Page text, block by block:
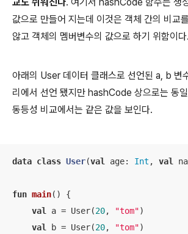
값으로 만들어 지는데 이것은 객체 간의 비교
않고 객체의 멤버변수의 값으로 하기 위함이다.
아래의 User 데이터 클래스로 선언된 a, b 변
리에서 선언 됐지만 hashCode 상으로는 동
동등성 비교에서는 같은 값을 보인다.
data class User(val age: Int , val
fun main()
{
val
a = User(20, "tom")
val
b = User(20, "tom")